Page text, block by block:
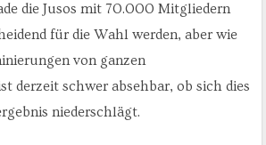
die Jusos mit 70.000 Mitgliedern
für die Wahl werden, aber wie
von ganzen
derzeit schwer absehbar, ob sich dies
niederschlägt.